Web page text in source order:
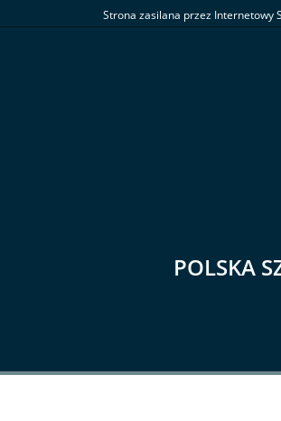
Strona zasilana przez Internetowy
POLSKA